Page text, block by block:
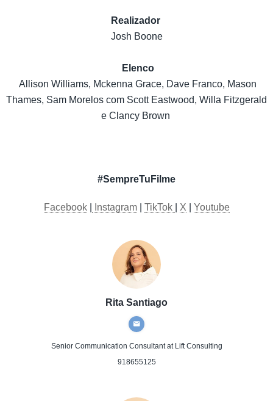
Realizador
Josh Boone
Elenco
Allison Williams, Mckenna Grace, Dave Franco, Mason
Thames, Sam Morelos com Scott Eastwood, Willa Fitzgerald
e Clancy Brown
#SempreTuFilme
Facebook| Instagram| TikTok X Youtube
Rita Santiago
Senior Communication Consultantat Lift Consulting
918655125